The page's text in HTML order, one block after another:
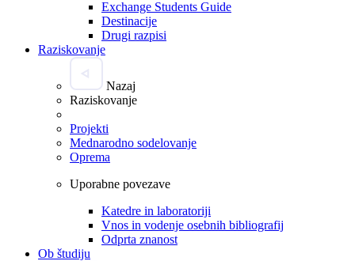
Exchange Students Guide
Destinacije
Drugi razpisi
Raziskovanje
Nazaj
Raziskovanje
Projekti
Mednarodno sodelovanje
Oprema
Uporabne povezave
Katedre in laboratoriji
Vnos in vodenje osebnih bibliografij
Odprta znanost
Ob študiju